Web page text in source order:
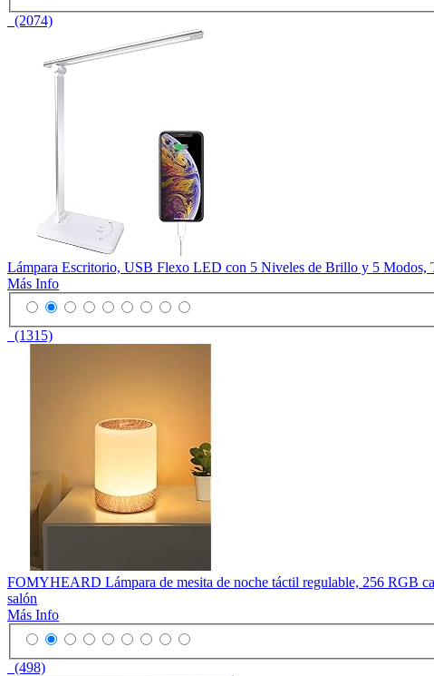
(2074)
Lámpara Escritorio, USB Flexo LED con 5 Niveles de Brillo y 5
Más Info
(1315)
FOMYHEARD Lámpara de mesita de noche táctil regulable, 256 RGB
salón
Más Info
(498)